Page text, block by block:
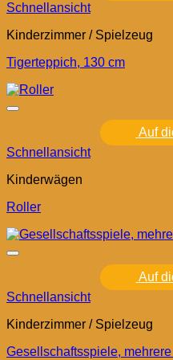
Schnellansicht
Kinderzimmer / Spielzeug
Tigerteppich, 130 cm
Auf
Schnellansicht
Kinderwägen
Roller
Auf
Schnellansicht
Kinderzimmer / Spielzeug
Gesellschaftsspiele,